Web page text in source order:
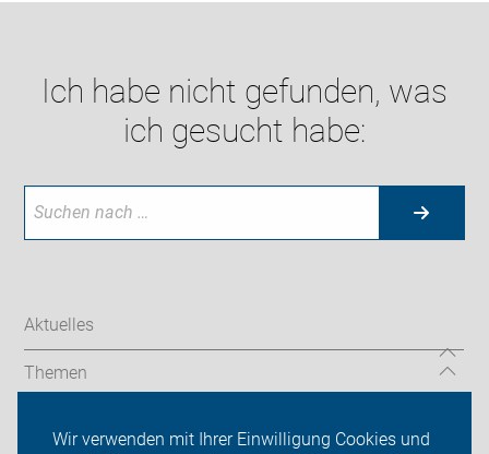
Wir verwenden mit Ihrer Einwilligung Cookies und
Ich habe nicht gefunden, was
ich gesucht habe:
Aktuelles
Themen